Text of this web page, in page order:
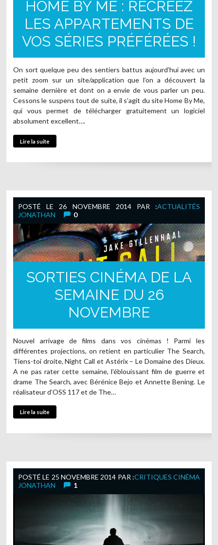
HOME BY ME : RECRÉEZ
LES APPARTEMENTS DE
VOS SÉRIES PRÉFÉRÉES !
On sort quelque peu des sentiers battus aujourd’hui avec un
petit zoom sur un site/application que l’on a découvert la
semaine dernière et dont on a envie de vous parler un peu.
Cessons le suspens tout de suite, il s’agit du site Home By Me,
qui vous permet de télécharger gratuitement un logiciel
absolument excellent….
Lire la suite
ACTUALITÉS
POSTÉ LE 26 NOVEMBRE 2014PAR :
JONATHAN
0
SORTIES CINÉMA DE LA
SEMAINE DU 26
NOVEMBRE
Nouvel arrivage de films dans vos cinémas ! Parmi les
différentes projections, on retient en particulier The Search,
Tiens-toi droite, Night Call et Astérix – Le Domaine des Dieux.
A ne pas rater cette semaine, l’éblouissant film de guerre et
drame The Search, avec Bérénice Bejo et Annette Bening. Le
réalisateur d’OSS 117 et de The…
Lire la suite
CRITIQUES CINÉMA
POSTÉ LE 25 NOVEMBRE 2014 PAR :
JONATHAN
1